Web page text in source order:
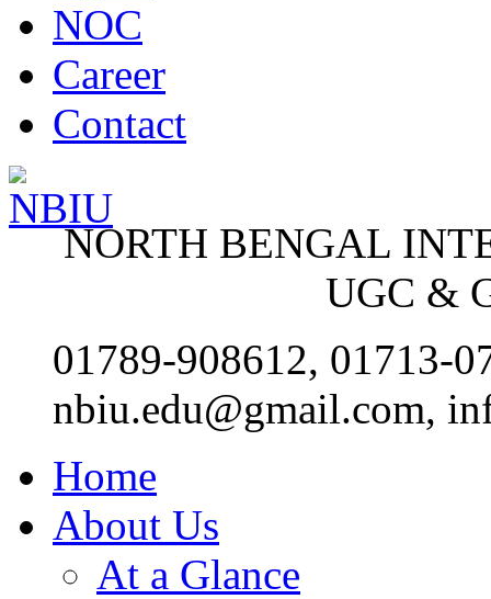
NOC
Career
Contact
NORTH BENGAL
UGC &
01789-908612, 01713-
nbiu.edu@gmail.com,
Home
About Us
At a Glance